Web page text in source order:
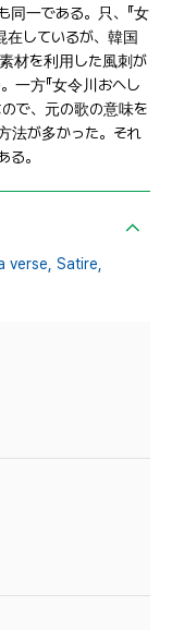
同一である。只、『女
在しているが、韓国
材を利用した風刺が
一方『女令川おへし
ので、元の歌の意味を
法が多かった。それ
。
verse, Satire,